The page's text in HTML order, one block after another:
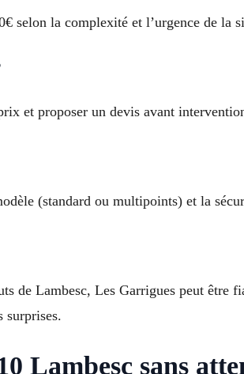
selon la complexité et l’urgence de la
et proposer un devis avant
(standard ou multipoints) et la
de Lambesc, Les Garrigues peut être
surprises.
Lambesc sans